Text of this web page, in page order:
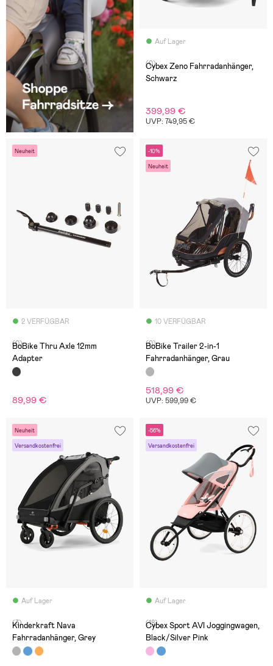
Auf Lager
(0)
Cybex Zeno Fahrradanhänger,
Schwarz
399,99 €
UVP: 749,95 €
Neuheit
2 VERFÜGBAR
(0)
BoBike Thru Axle 12mm
Adapter
89,99 €
-10%
Neuheit
10 VERFÜGBAR
(0)
BoBike Trailer 2-in-1
Fahrradanhänger, Grau
518,99 €
UVP: 599,99 €
Neuheit
Versandkostenfrei
Auf Lager
(3)
Kinderkraft Nava
Fahrradanhänger, Grey
-56%
Versandkostenfrei
Auf Lager
(18)
Cybex Sport AVI Joggingwagen,
Black/Silver Pink